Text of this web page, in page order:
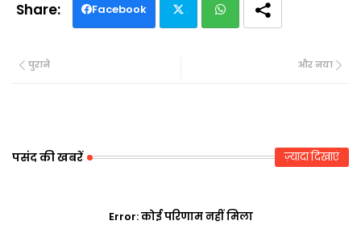
Facebook
और नया
पुराने
पसंद की खबरें ज़्यादा दिखाएं
Error:कोई परिणाम नहीं मिला